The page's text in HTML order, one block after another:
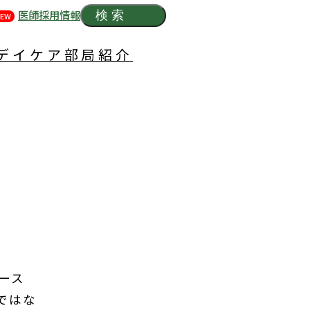
医師採用情報 検索
イケア 部局紹介
ス
はな